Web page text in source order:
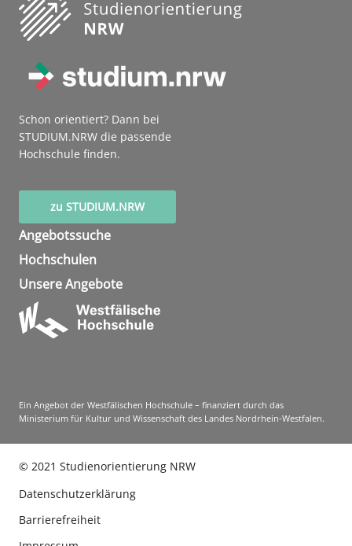
Schon orientiert? Dann bei
STUDIUM.NRW die passende
Hochschule finden.
zu STUDIUM.NRW
Angebotssuche
Hochschulen
Unsere Angebote
Ein Angebot der Westfälischen Hochschule – finanziert durch das
Ministerium für Kultur und Wissenschaft des Landes Nordrhein-Westfalen.
© 2021 Studienorientierung NRW
Datenschutzerklärung
Barrierefreiheit